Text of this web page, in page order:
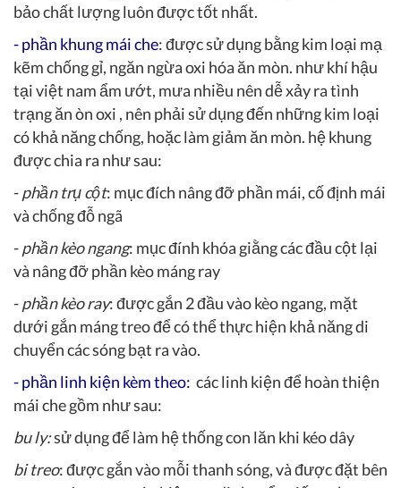
bảo chất lượng luôn được tốt nhất.
-phần khung mái che:được sử dụng bằng kim loại mạ
kẽm chống gỉ, ngăn ngừa oxi hóa ăn mòn. như khí hậu
tại việt nam ẩm ướt, mưa nhiều nên dễ xảy ra tình
trạng ăn òn oxi , nên phải sử dụng đến những kim loại
có khả năng chống, hoặc làm giảm ăn mòn. hệ khung
được chia ra như sau:
-phần trụ cột: mục đích nâng đỡ phần mái, cố định mái
và chống đỗ ngã
-phần kèo ngang: mục đính khóa giằng các đầu cột lại
và nâng đỡ phần kèo máng ray
-phần kèo ray: được gắn 2 đầu vào kèo ngang, mặt
dưới gắn máng treo để có thể thực hiện khả năng di
chuyển các sóng bạt ra vào.
-phần linh kiện kèm theo: các linh kiện để hoàn thiện
mái che gồm như sau:
bu ly:sử dụng để làm hệ thống con lăn khi kéo dây
bi treo: được gắn vào mỗi thanh sóng, và được đặt bên